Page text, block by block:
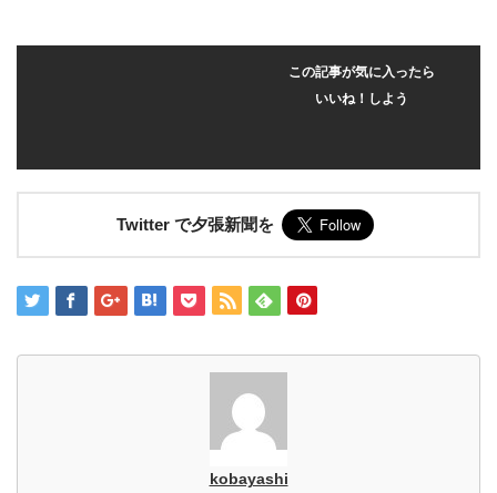
この記事が気に入ったら
いいね！しよう
Twitter で夕張新聞を
kobayashi